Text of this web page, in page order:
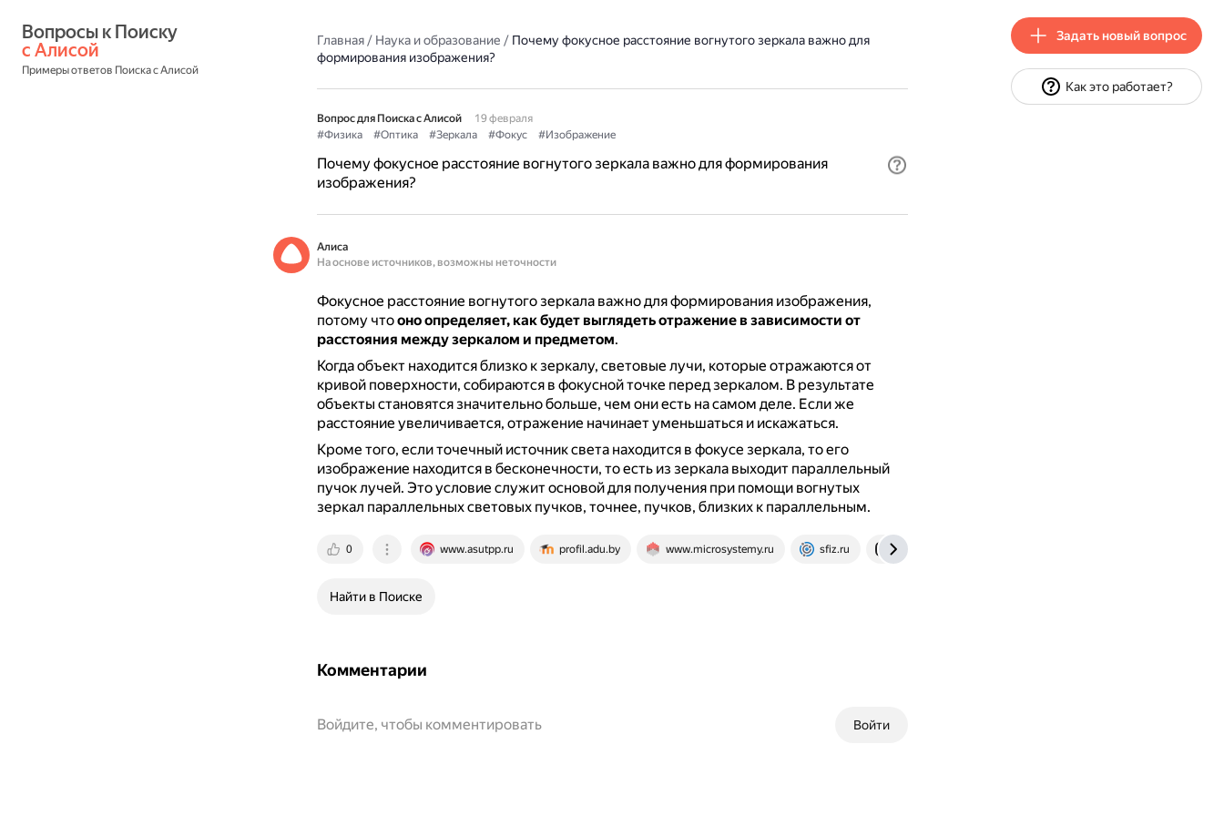
с Алисой
Примеры ответов Поиска с Алисой
Главная/ Наука и образование / Почему фокусное расстояние вогнутого зеркала важно для
формирования изображения?
Вопрос для Поиска с Алисой
19 февраля
#Физика
#Оптика #Зеркала #Фокус #Изображение
Почему фокусное расстояние вогнутого зеркала важно для формирования
изображения?
Алиса
На основе источников, возможны неточности
Фокусное расстояние вогнутого зеркала важно для формирования изображения,
потому чтооно определяет, как будет выглядеть отражение в зависимости от
расстояния между зеркалом и предметом.
Когда объект находится близко к зеркалу, световые лучи, которые отражаются от
кривой поверхности, собираются в фокусной точке перед зеркалом. В результате
объекты становятся значительно больше, чем они есть на самом деле. Если же
расстояние увеличивается, отражение начинает уменьшаться и искажаться.
Кроме того, если точечный источник света находится в фокусе зеркала, то его
изображение находится в бесконечности, то есть из зеркала выходит параллельный
пучок лучей. Это условие служит основой для получения при помощи вогнутых
зеркал параллельных световых пучков, точнее, пучков, близких к параллельным.
0 www.asutpp.ru profil.adu.by www.microsystemy.ru sfiz.ru dzen.ru
Найти в Поиске
Комментарии
Войти
Войдите, чтобы комментировать
Задать новый вопрос
Как это работает?